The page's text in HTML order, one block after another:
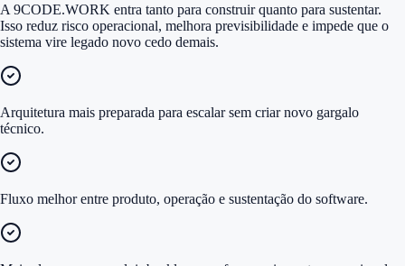
A 9CODE.WORK entra tanto para construir quanto para sustentar.
Isso reduz risco operacional, melhora previsibilidade e impede que o
sistema vire legado novo cedo demais.
Arquitetura mais preparada para escalar sem criar novo gargalo
técnico.
Fluxo melhor entre produto, operação e sustentação do software.